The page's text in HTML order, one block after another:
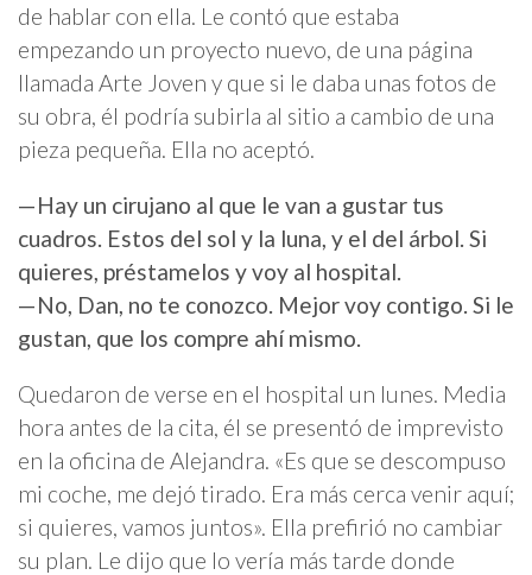
de hablar con ella. Le contó que estaba
empezando un proyecto nuevo, de una página
llamada Arte Joven y que si le daba unas fotos de
su obra, él podría subirla al sitio a cambio de una
pieza pequeña. Ella no aceptó.
—Hay un cirujano al que le van a gustar tus
cuadros. Estos del sol y la luna, y el del árbol. Si
quieres, préstamelos y voy al hospital.
—No, Dan, no te conozco. Mejor voy contigo. Si le
gustan, que los compre ahí mismo.
Quedaron de verse en el hospital un lunes. Media
hora antes de la cita, él se presentó de imprevisto
en la oficina de Alejandra. «Es que se descompuso
mi coche, me dejó tirado. Era más cerca venir aquí;
si quieres, vamos juntos». Ella prefirió no cambiar
su plan. Le dijo que lo vería más tarde donde